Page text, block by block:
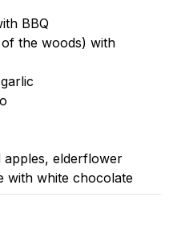
BBQ
the woods) with
elderflower
with white chocolate